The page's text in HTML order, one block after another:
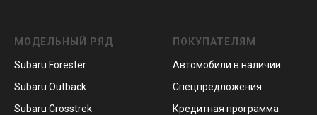
МОДЕЛЬНЫЙ РЯД
Subaru Forester
Subaru Outback
Subaru Crosstrek
ПОКУПАТЕЛЯМ
Автомобили в наличии
Спецпредложения
Кредитная программа